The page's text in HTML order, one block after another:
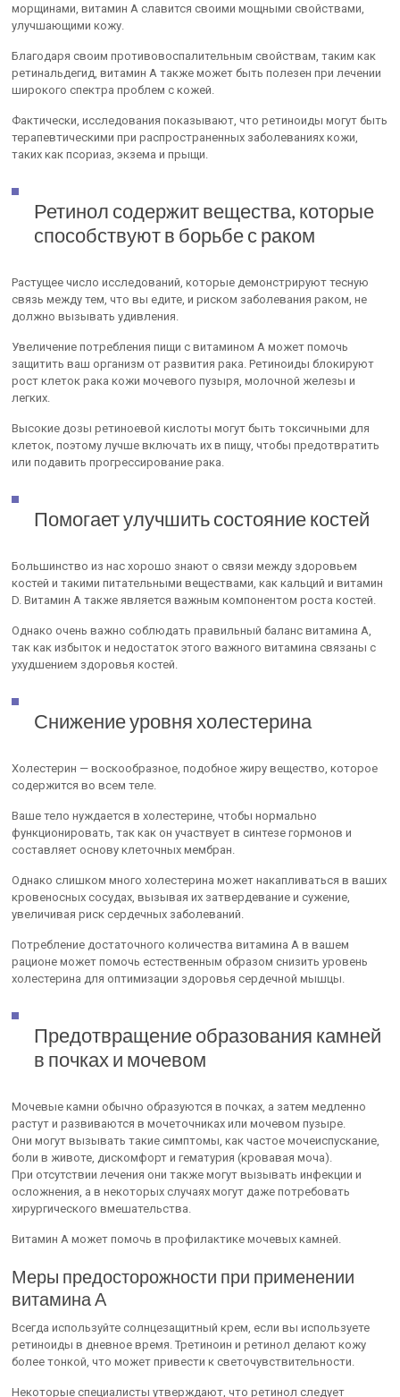
морщинами, витамин А славится своими мощными свойствами,
улучшающими кожу.
Благодаря своим противовоспалительным свойствам, таким как
ретинальдегид, витамин А также может быть полезен при лечении
широкого спектра проблем с кожей.
Фактически, исследования показывают, что ретиноиды могут быть
терапевтическими при распространенных заболеваниях кожи,
таких как псориаз, экзема и прыщи.
Ретинол содержит вещества, которые
способствуют в борьбе с раком
Растущее число исследований, которые демонстрируют тесную
связь между тем, что вы едите, и риском заболевания раком, не
должно вызывать удивления.
Увеличение потребления пищи с витамином А может помочь
защитить ваш организм от развития рака. Ретиноиды блокируют
рост клеток рака кожи мочевого пузыря, молочной железы и
легких.
Высокие дозы ретиноевой кислоты могут быть токсичными для
клеток, поэтому лучше включать их в пищу, чтобы предотвратить
или подавить прогрессирование рака.
Помогает улучшить состояние костей
Большинство из нас хорошо знают о связи между здоровьем
костей и такими питательными веществами, как кальций и витамин
D. Витамин А также является важным компонентом роста костей.
Однако очень важно соблюдать правильный баланс витамина А,
так как избыток и недостаток этого важного витамина связаны с
ухудшением здоровья костей.
Снижение уровня холестерина
Холестерин — воскообразное, подобное жиру вещество, которое
содержится во всем теле.
Ваше тело нуждается в холестерине, чтобы нормально
функционировать, так как он участвует в синтезе гормонов и
составляет основу клеточных мембран.
Однако слишком много холестерина может накапливаться в ваших
кровеносных сосудах, вызывая их затвердевание и сужение,
увеличивая риск сердечных заболеваний.
Потребление достаточного количества витамина А в вашем
рационе может помочь естественным образом снизить уровень
холестерина для оптимизации здоровья сердечной мышцы.
Предотвращение образования камней
в почках и мочевом
Мочевые камни обычно образуются в почках, а затем медленно
растут и развиваются в мочеточниках или мочевом пузыре.
Они могут вызывать такие симптомы, как частое мочеиспускание,
боли в животе, дискомфорт и гематурия (кровавая моча).
При отсутствии лечения они также могут вызывать инфекции и
осложнения, а в некоторых случаях могут даже потребовать
хирургического вмешательства.
Витамин А может помочь в профилактике мочевых камней.
Меры предосторожности при применении
витамина А
Всегда используйте солнцезащитный крем, если вы используете
ретиноиды в дневное время. Третиноин и ретинол делают кожу
более тонкой, что может привести к светочувствительности.
Некоторые специалисты утверждают, что ретинол следует